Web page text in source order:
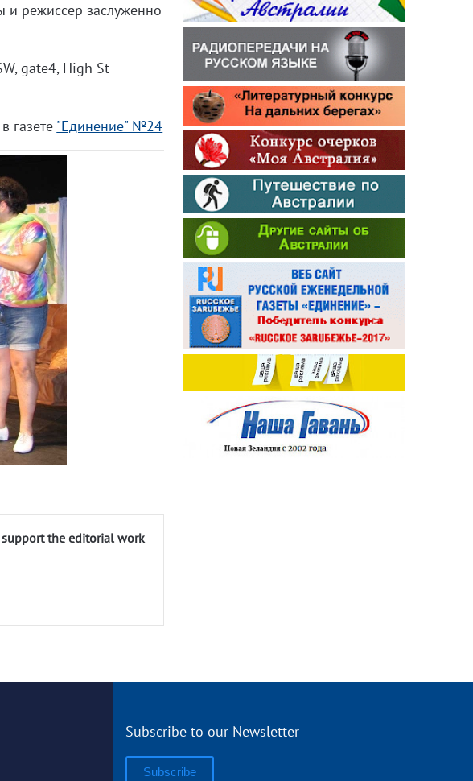
и режиссер заслуженно
gate4, High St
газете "Единение" №24
the editorial work
Subscribe to our Newsletter
Subscribe